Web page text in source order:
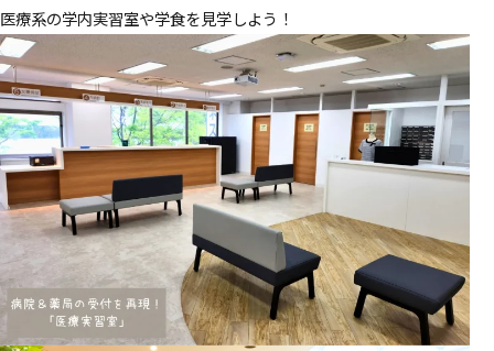
医療系の学内実習室や学食を見学しよう！